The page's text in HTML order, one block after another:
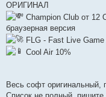
ОРИГИНАЛ
Сhampion Сlub от 12
браузерная версия
FLG - Fast Live
Cool Air 10%
Весь софт оригинальный,